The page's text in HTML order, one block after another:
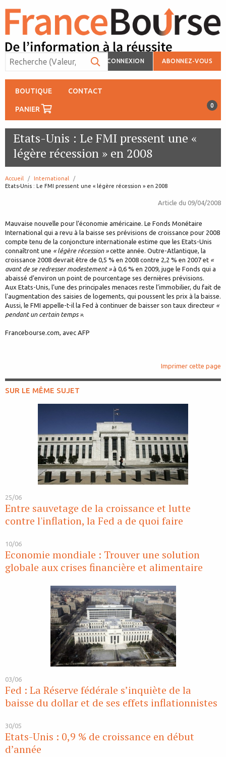
CONNEXION ABONNEZ-VOUS
BOUTIQUE CONTACT
PANIER 0
Etats-Unis : Le FMI pressent une «
légère récession » en 2008
Accueil
International
page:
Etats-Unis : Le FMI pressent une « légère récession » en 2008
Article du 09/04/2008
Mauvaise nouvelle pour l’économie américaine. Le Fonds Monétaire
International qui a revu à la baisse ses prévisions de croissance pour 2008
compte tenu de la conjoncture internationale estime que les Etats-Unis
connaîtront une « légère récession »cette année. Outre-Atlantique, la
croissance 2008 devrait être de 0,5 % en 2008 contre 2,2 % en 2007 et «
avant de se redresser modestement »à 0,6 % en 2009, juge le Fonds qui a
abaissé d’environ un point de pourcentage ses dernières prévisions.
Aux Etats-Unis, l’une des principales menaces reste l’immobilier, du fait de
l’augmentation des saisies de logements, qui poussent les prix à la baisse.
Aussi, le FMI appelle-t-il la Fed à continuer de baisser son taux directeur «
pendant un certain temps ».
Francebourse.com, avec AFP
Imprimer cette page
SUR LE MÊME SUJET
25/06
Entre sauvetage de la croissance et lutte
contre l'inflation, la Fed a de quoi faire
10/06
Economie mondiale : Trouver une solution
globale aux crises financière et alimentaire
03/06
Fed : La Réserve fédérale s’inquiète de la
baisse du dollar et de ses effets inflationnistes
30/05
Etats-Unis : 0,9 % de croissance en début
d’année